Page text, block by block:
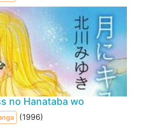
no Hanataba wo
(1996)